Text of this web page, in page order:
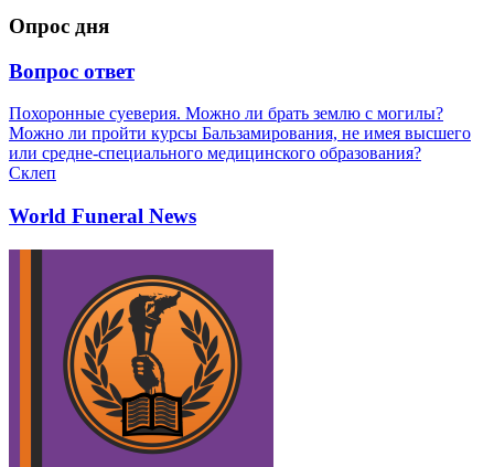
Опрос дня
Вопрос ответ
Похоронные суеверия. Можно ли брать землю с могилы?
Можно ли пройти курсы Бальзамирования, не имея высшего
или средне-специального медицинского образования?
Склеп
World Funeral News